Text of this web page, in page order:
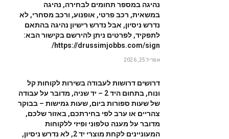
נהיגה במספר תחומים לבחירה, נהיגה
במשאית, רכב פרטי, אופנוע, ורכב מסחרי, לא
נדרש ניסיון, אבל נדרש רישיון נהיגה בהתאם
לתפקיד, לפרטים ניתן להירשם בקישור הבא:
https://drussimjobbs.com/sign/
אפריל 25, 2026
דרושים דרושות לעבודה בשירות לקוחות קל
ונוח, בתחום היד 2 – יד שניה, מדובר על עבודה
של שעות ספורות ביום, שעות גמישות – בבוקר
צהריים או ערב לפי בחירתכם, באזור שלכם,
מדובר על מענה טלפוני ופיזי ללקוחות
המעוניינים לקחת מוצרי יד 2, לא נדרש ניסיון,